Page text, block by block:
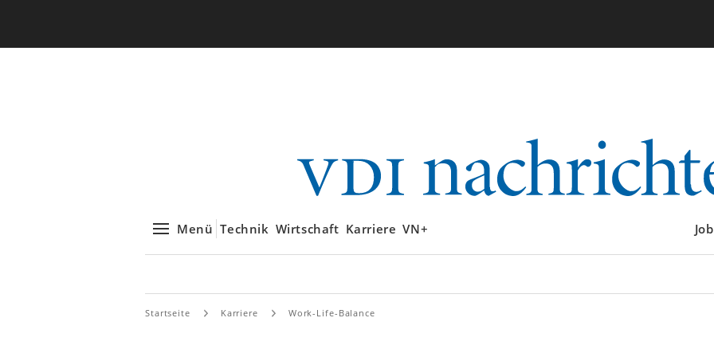
Menü Technik Wirtschaft Karriere VN+
Startseite Karriere Work-Life-Balance